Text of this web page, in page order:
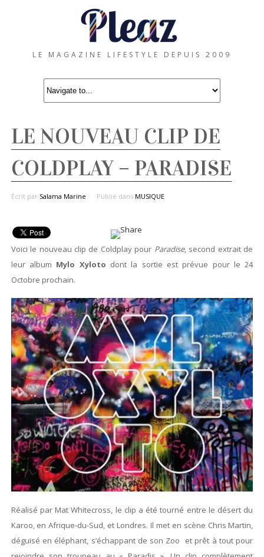
LE MAGAZINE LIFESTYLE DEPUIS 2009
LE NOUVEAU CLIP DE
COLDPLAY – PARADISE
Écrit par Salama Marine Publié dans MUSIQUE
Voici le nouveau clip de Coldplay pour Paradise, second extrait de
leur album Mylo Xyloto dont la sortie est prévue pour le 24
Octobre prochain.
Réalisé par Mat Whitecross, le clip a été tourné entre le désert du
Karoo, en Afrique-du-Sud, et Londres. Il met en scène Chris Martin,
déguisé en éléphant, s’échappant de son Zoo et prêt à tout pour